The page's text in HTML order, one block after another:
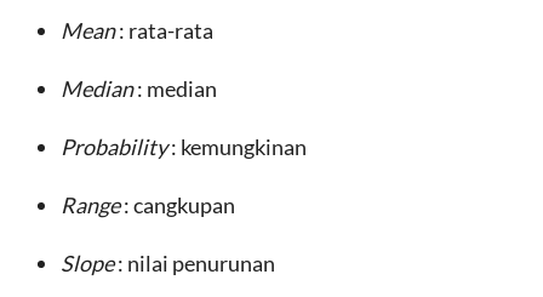
Mean: rata-rata
Median: median
Probability: kemungkinan
Range: cangkupan
Slope: nilai penurunan